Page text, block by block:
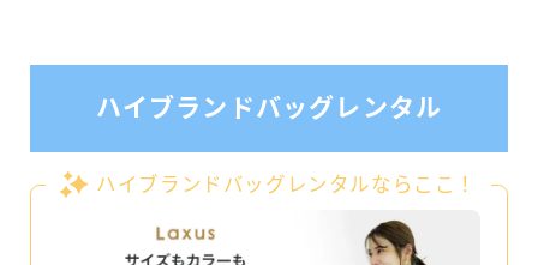
ハイブランドバッグレンタル
ハイブランドバッグレンタルならここ！